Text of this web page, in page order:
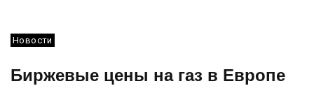
Новости
Биржевые цены на газ в Европе